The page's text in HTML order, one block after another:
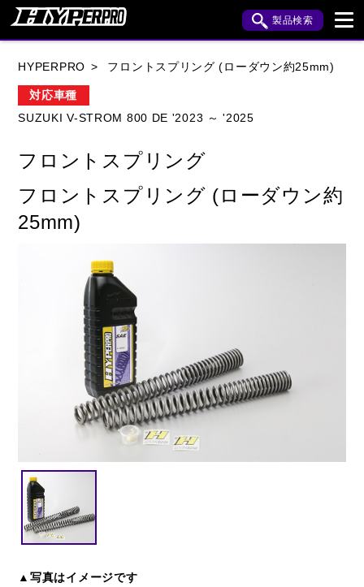
製品検索
BUELL
KTM
MV AGUSTA
TRIUMPH
閉じる
HYPERPRO フロントスプリング (ローダウン約25mm)
対応車種
SUZUKI V-STROM 800 DE '2023 ～ '2025
フロントスプリング
フロントスプリング (ローダウン約
25mm)
▲写真はイメージです